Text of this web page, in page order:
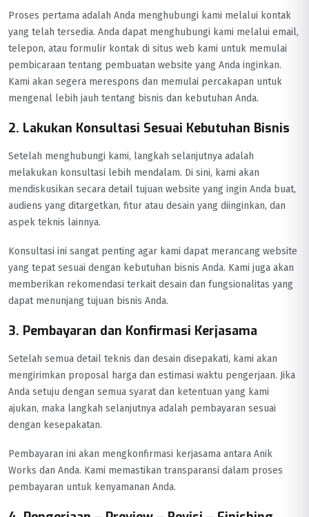
Proses pertama adalah Anda menghubungi kami melalui kontak
yang telah tersedia. Anda dapat menghubungi kami melalui email,
telepon, atau formulir kontak di situs web kami untuk memulai
pembicaraan tentang pembuatan website yang Anda inginkan.
Kami akan segera merespons dan memulai percakapan untuk
mengenal lebih jauh tentang bisnis dan kebutuhan Anda.
2. Lakukan Konsultasi Sesuai Kebutuhan Bisnis
Setelah menghubungi kami, langkah selanjutnya adalah
melakukan konsultasi lebih mendalam. Di sini, kami akan
mendiskusikan secara detail tujuan website yang ingin Anda buat,
audiens yang ditargetkan, fitur atau desain yang diinginkan, dan
aspek teknis lainnya.
Konsultasi ini sangat penting agar kami dapat merancang website
yang tepat sesuai dengan kebutuhan bisnis Anda. Kami juga akan
memberikan rekomendasi terkait desain dan fungsionalitas yang
dapat menunjang tujuan bisnis Anda.
3. Pembayaran dan Konfirmasi Kerjasama
Setelah semua detail teknis dan desain disepakati, kami akan
mengirimkan proposal harga dan estimasi waktu pengerjaan. Jika
Anda setuju dengan semua syarat dan ketentuan yang kami
ajukan, maka langkah selanjutnya adalah pembayaran sesuai
dengan kesepakatan.
Pembayaran ini akan mengkonfirmasi kerjasama antara Anik
Works dan Anda. Kami memastikan transparansi dalam proses
pembayaran untuk kenyamanan Anda.